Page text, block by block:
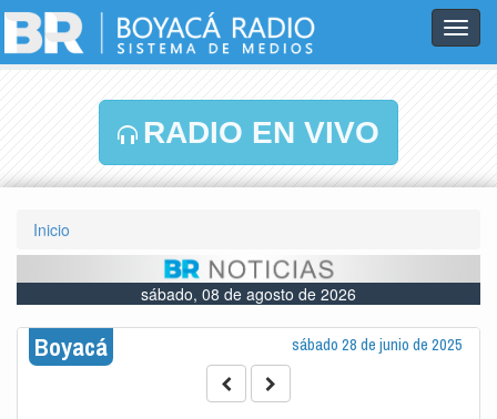
RADIO EN VIVO
Inicio
sábado, 08 de agosto de 2026
Boyacá sábado 28 de junio de 2025